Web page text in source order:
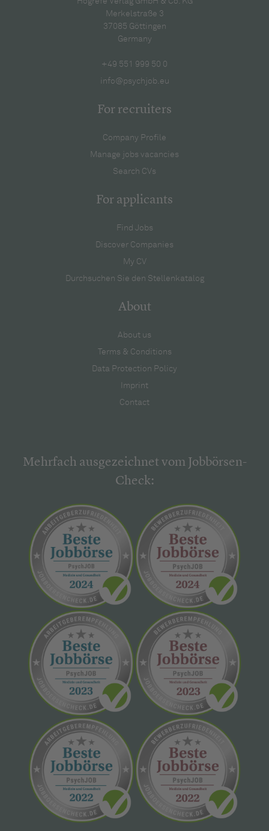
Merkelstraße 3
37085 Göttingen
Germany
+49 551 999 50 0
info@psychjob.eu
For recruiters
Company Profile
Manage jobs vacancies
Search CVs
For applicants
Find Jobs
Discover Companies
My CV
Durchsuchen Sie den Stellenkatalog
About
About us
Terms & Conditions
Data Protection Policy
Imprint
Contact
Mehrfach ausgezeichnet vom Jobbörsen-
Check: